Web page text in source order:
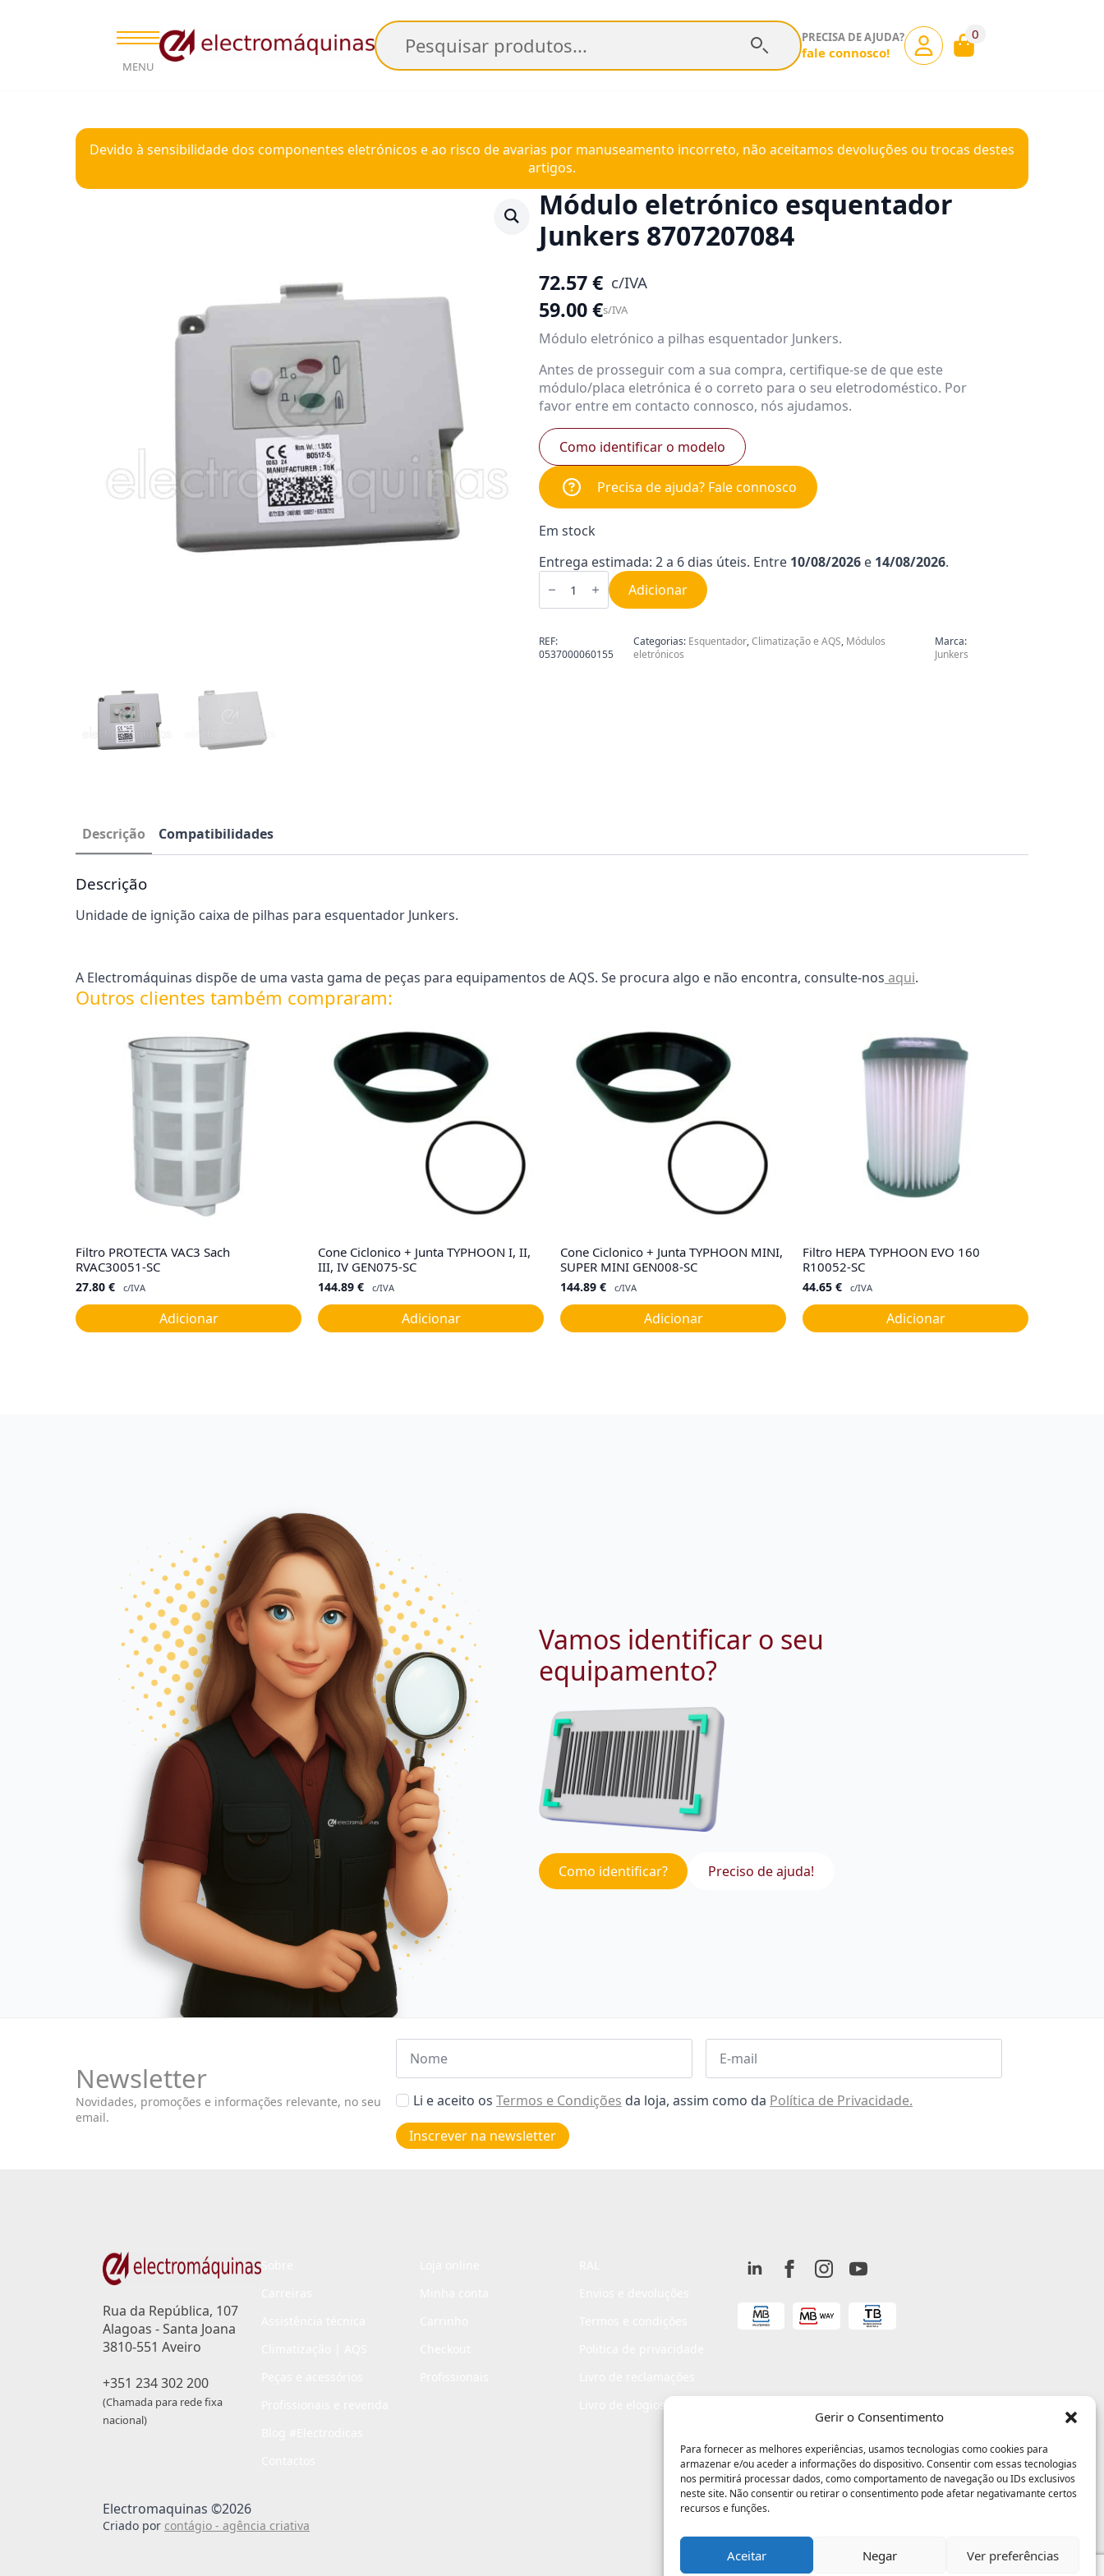
Gerir o Consentimento
Para fornecer as melhores experiências, usamos tecnologias como cookies para
armazenar e/ou aceder a informações do dispositivo. Consentir com essas tecnologias
nos permitirá processar dados, como comportamento de navegação ou IDs exclusivos
neste site. Não consentir ou retirar o consentimento pode afetar negativamante certos
recursos e funções.
Aceitar Negar Ver preferências
MENU
Pesquisar PRECISA DE AJUDA?
fale connosco!
0
Devido à sensibilidade dos componentes eletrónicos e ao risco de avarias por manuseamento incorreto, não aceitamos devoluções ou trocas destes
artigos.
Módulo eletrónico esquentador
Junkers 8707207084
72.57€ c/IVA
59.00€s/IVA
Módulo eletrónico a pilhas esquentador Junkers.
Antes de prosseguir com a sua compra, certifique-se de que este
módulo/placa eletrónica é o correto para o seu eletrodoméstico. Por
favor entre em contacto connosco, nós ajudamos.
Como identificar o modelo
Precisa de ajuda? Fale connosco
Em stock
Entrega estimada: 2 a 6 dias úteis. Entre 10/08/2026 e 14/08/2026.
Quantidade
de
eletrónico
Junkers
8707207084
Adicionar
REF:
0537000060155
Categorias: Esquentador,Climatização e AQS, Módulos
eletrónicos
Marca:
Junkers
Descrição Compatibilidades
Descrição
Unidade de ignição caixa de pilhas para esquentador Junkers.
A Electromáquinas dispõe de uma vasta gama de peças para equipamentos de AQS. Se procura algo e não encontra, consulte-nos aqui.
Outros clientes também compraram:
Filtro PROTECTA VAC3 Sach
RVAC30051-SC
27.80 € c/IVA
Adicionar
Cone Ciclonico + Junta TYPHOON I, II,
III, IV GEN075-SC
144.89 € c/IVA
Adicionar
Cone Ciclonico + Junta TYPHOON MINI,
SUPER MINI GEN008-SC
144.89 € c/IVA
Adicionar
Filtro HEPA TYPHOON EVO 160
R10052-SC
44.65 € c/IVA
Adicionar
Vamos identificar o seu
equipamento?
Como identificar? Preciso de ajuda!
Newsletter
Novidades, promoções e informações relevante, no seu
email.
Nome Email
Aceitar
de
privacidade
Li e aceito os Termos e Condições da loja, assim como da Política de Privacidade.
Inscrever na newsletter
Rua da República, 107
Alagoas - Santa Joana
3810-551 Aveiro
+351 234 302 200
(Chamada para rede fixa
nacional)
Livro de elogios
Electromaquinas ©2026
Criado por contágio - agência criativa